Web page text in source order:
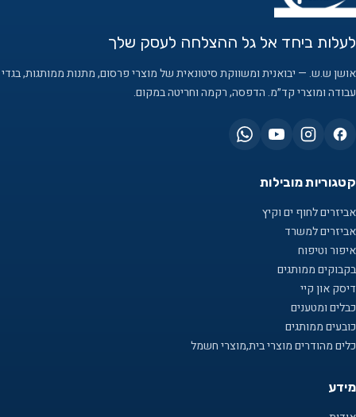
לעלות ביחד אל גל ההצלחה לעסק שלך
אושן ש.ש. — יבואנית ומשווקת סיטונאית של מוצרי פרסום, מתנות ממותגות, בגדי
עבודה ומוצרי קד״מ. הדפסה, רקמה וחריטה במקום.
קטגוריות מובילות
אביזרים לחוף ים וקיץ
אביזרים למשרד
איפור וטיפוח
בקבוקים ממותגים
דיסק און קיי
כבלים ומטענים
כובעים ממותגים
כלים מהודרים מוצרי בית,מוצרי חשמל
מידע